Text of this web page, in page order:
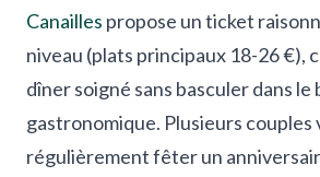
Canailles propose un ticket
niveau (plats principaux 18-26 €),
dîner soigné sans basculer dans le
gastronomique. Plusieurs couples
régulièrement fêter un